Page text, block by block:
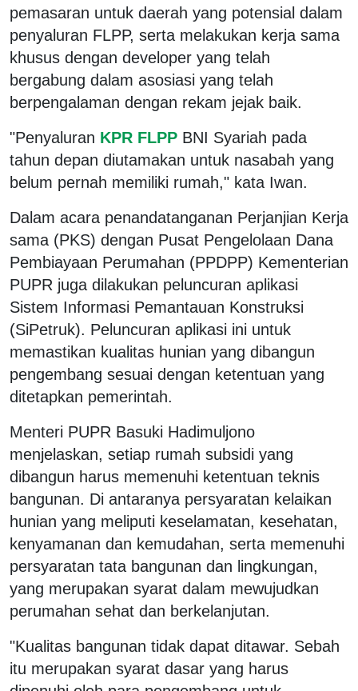
pemasaran untuk daerah yang potensial dalam
penyaluran FLPP, serta melakukan kerja sama
khusus dengan developer yang telah
bergabung dalam asosiasi yang telah
berpengalaman dengan rekam jejak baik.
"Penyaluran KPR FLPP BNI Syariah pada
tahun depan diutamakan untuk nasabah yang
belum pernah memiliki rumah," kata Iwan.
Dalam acara penandatanganan Perjanjian Kerja
sama (PKS) dengan Pusat Pengelolaan Dana
Pembiayaan Perumahan (PPDPP) Kementerian
PUPR juga dilakukan peluncuran aplikasi
Sistem Informasi Pemantauan Konstruksi
(SiPetruk). Peluncuran aplikasi ini untuk
memastikan kualitas hunian yang dibangun
pengembang sesuai dengan ketentuan yang
ditetapkan pemerintah.
Menteri PUPR Basuki Hadimuljono
menjelaskan, setiap rumah subsidi yang
dibangun harus memenuhi ketentuan teknis
bangunan. Di antaranya persyaratan kelaikan
hunian yang meliputi keselamatan, kesehatan,
kenyamanan dan kemudahan, serta memenuhi
persyaratan tata bangunan dan lingkungan,
yang merupakan syarat dalam mewujudkan
perumahan sehat dan berkelanjutan.
"Kualitas bangunan tidak dapat ditawar. Sebah
itu merupakan syarat dasar yang harus